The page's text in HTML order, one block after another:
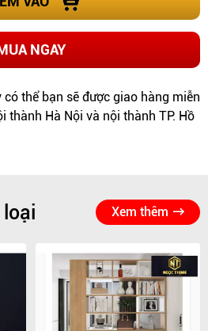
NGAY
thể bạn sẽ được giao hàng miễn
thành Hà Nội và nội thành TP. Hồ
Xem thêm